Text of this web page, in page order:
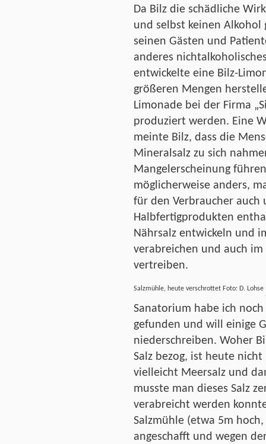
Da Bilz die schädliche
und selbst keinen
seinen Gästen und
anderes
entwickelte eine Bilz-
größeren Mengen
Limonade bei der Firma
produziert werden. Eine
meinte Bilz, dass die
Mineralsalz zu sich
Mangelerscheinung
möglicherweise anders,
für den Verbraucher auch
Halbfertigprodukten
Nährsalz entwickeln und
verabreichen und auch
vertreiben.
Salzmühle, heute verschrottet Foto: D. Lohse
Sanatorium habe ich
gefunden und will einige
niederschreiben. Woher
Salz bezog, ist heute
vielleicht Meersalz und
musste man dieses Salz
verabreicht werden
Salzmühle (etwa 5m
angeschafft und wegen